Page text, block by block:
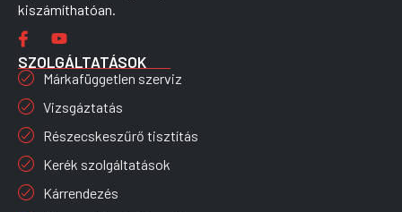
kiszámíthatóan.
SZOLGÁLTATÁSOK
Márkafüggetlen szerviz
Vizsgáztatás
Részecskeszűrő tisztítás
Kerék szolgáltatások
Kárrendezés